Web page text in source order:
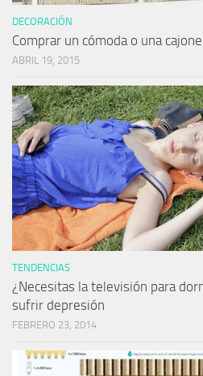
DECORACIÓN
Comprar un cómoda o una
ABRIL 19, 2015
TENDENCIAS
¿Necesitas la televisión para
sufrir depresión
FEBRERO 23, 2014